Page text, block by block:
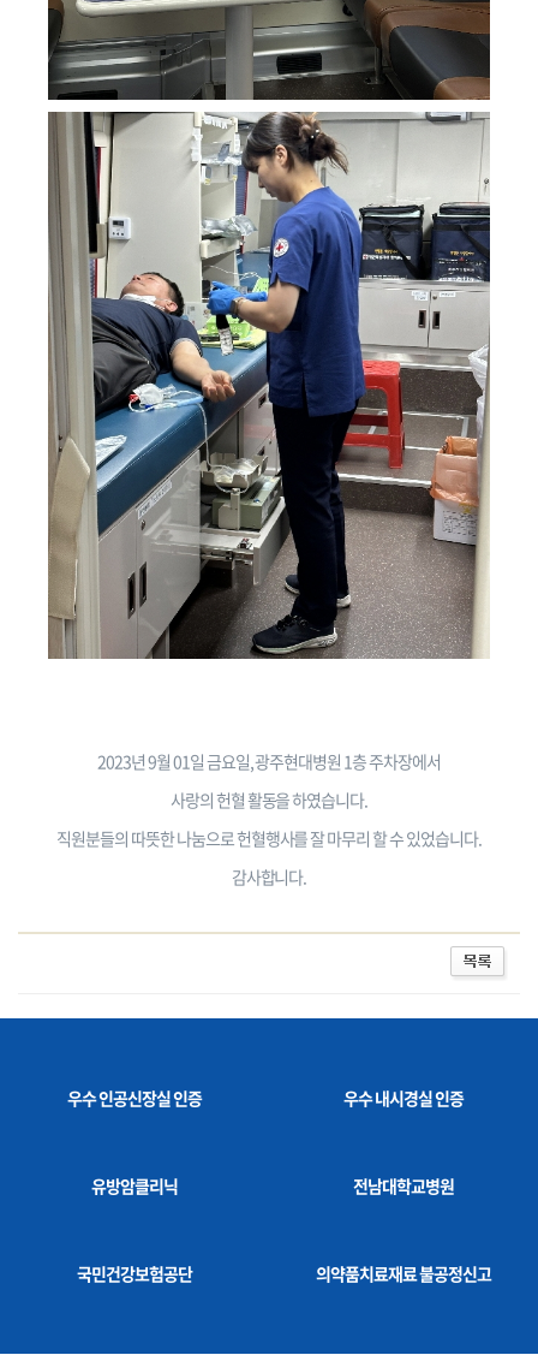
2023년 9월 01일 금요일, 광주현대병원 1층 주차장에서
사랑의 헌혈 활동을 하였습니다.
직원분들의 따뜻한 나눔으로 헌혈행사를 잘 마무리 할 수 있었습니다.
감사합니다.
우수 인공신장실 인증 우수 내시경실 인증
유방암클리닉 전남대학교병원
국민건강보험공단 의약품치료재료 불공정신고